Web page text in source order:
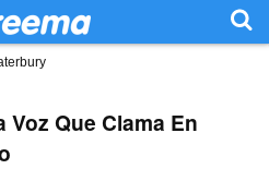
Voz Que Clama En